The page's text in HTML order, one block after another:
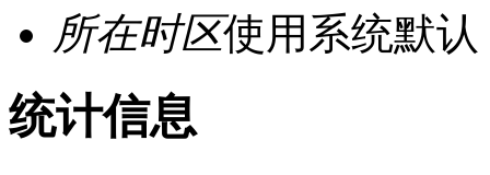
所在时区使用系统默认
统计信息